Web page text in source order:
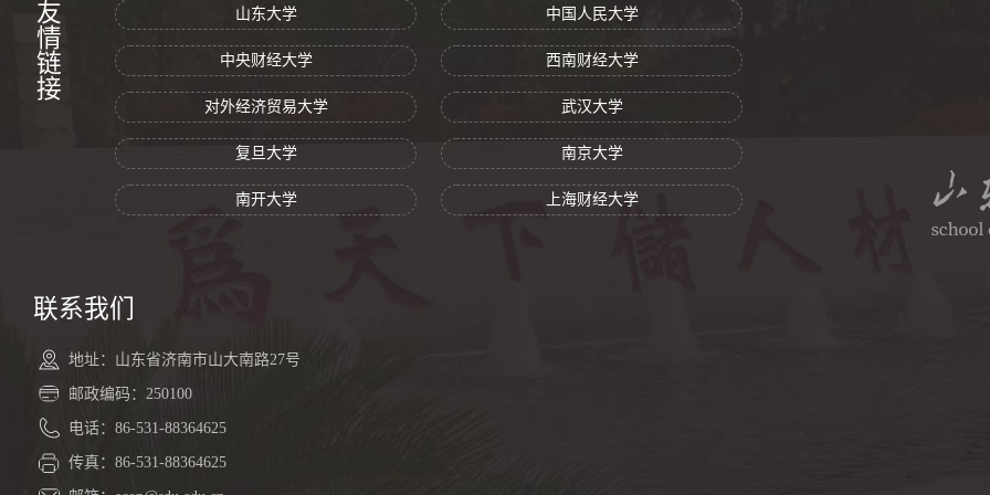
友情链接 山东大学 中国人民大学
中央财经大学 西南财经大学
对外经济贸易大学 武汉大学
复旦大学 南京大学
南开大学 上海财经大学
联系我们
地址：山东省济南市山大南路27号
邮政编码：250100
电话：86-531-88364625
传真：86-531-88364625